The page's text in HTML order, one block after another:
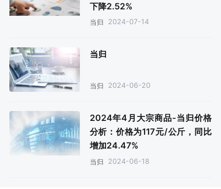
下降2.52%
当归 2024-07-14
当归
当归 2024-06-20
2024年4月大宗商品-当归价格
分析：价格为117元/公斤，同比
增加24.47%
当归 2024-06-18